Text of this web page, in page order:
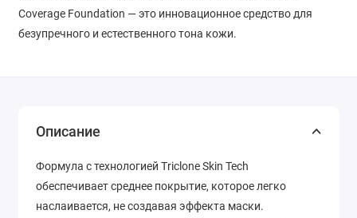
Coverage Foundation — это инновационное средство для
безупречного и естественного тона кожи.
Описание
Формула с технологией Triclone Skin Tech
обеспечивает среднее покрытие, которое легко
наслаивается, не создавая эффекта маски.